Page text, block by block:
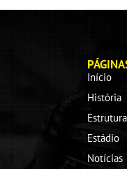
Início
História
Estrutura
Estádio
Notícias